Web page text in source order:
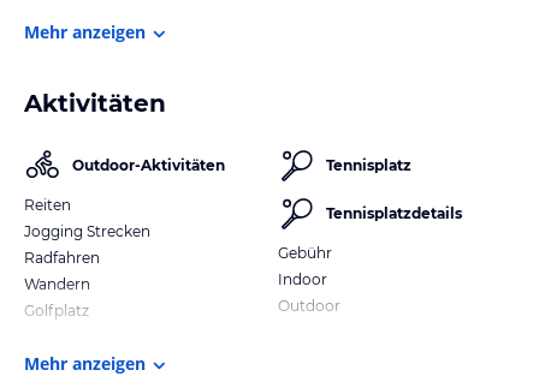
Mehr anzeigen
Aktivitäten
Outdoor-Aktivitäten
Reiten
Jogging Strecken
Radfahren
Wandern
Golfplatz
Tennisplatz
Tennisplatzdetails
Gebühr
Indoor
Outdoor
Mehr anzeigen